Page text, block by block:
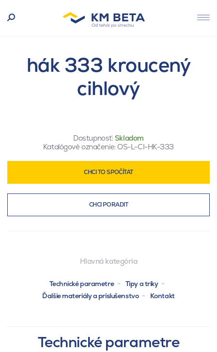
hák 333 kroucený
cihlový
Dostupnosť:Skladom
Katalógové označenie:OS-L-CI-HK-333
CHCI TO SPOČÍTAT
CHCI PORADIT
Hlavná kategória
Technické parametre
Tipy a triky
Ďalšie materiály a príslušenstvo
Kontakt
Technické parametre